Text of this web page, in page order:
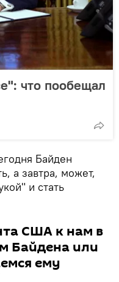
что пообещал
Байден
а завтра, может,
и стать
США к нам в
Байдена или
ему